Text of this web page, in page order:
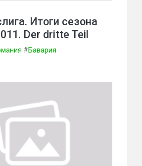
Итоги сезона
Der dritte Teil
#Бавария